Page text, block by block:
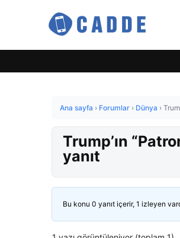
Ana sayfa › Forumlar › Dünya ›
Trump’ın
yanıt
Bu konu 0 yanıt içerir, 1 izleyen